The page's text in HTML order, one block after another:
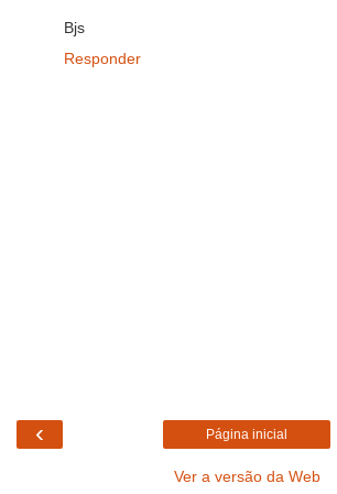
Bjs
Responder
‹ Página inicial
Ver a versão da Web